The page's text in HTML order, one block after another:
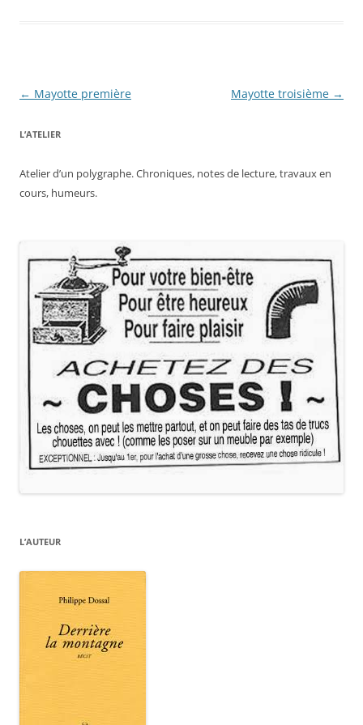
Navigation
articles
← Mayotte première Mayotte troisième →
L’ATELIER
Atelier d’un polygraphe. Chroniques, notes de lecture, travaux en
cours, humeurs.
L’AUTEUR